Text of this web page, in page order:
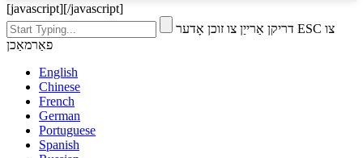
[javascript][/javascript]
דריקן אַרייַן צו זוכן אָדער ESC צו
פאַרמאַכן
English
Chinese
French
German
Portuguese
Spanish